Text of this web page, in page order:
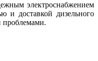
электроснабжением
и доставкой дизельного
проблемами.